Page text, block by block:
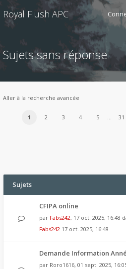
Royal Flush APC
Sujets sans réponse
Aller à la recherche avancée
1 2 3 4 5 … 31
Sujets
CFIPA online
par Fabs242, 17 oct. 2025, 16:48
Fabs242 17 oct. 2025, 16:48
Demande Information
par Roro1616, 01 sept. 2025,